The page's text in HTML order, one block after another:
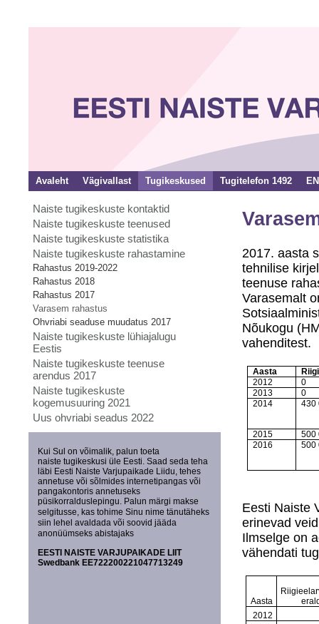
Avaleht Vägivallast Tugikeskused Tugitelefon 1492
Naiste tugikeskuste kontaktid
Naiste tugikeskuste teenused
Naiste tugikeskuste statistika
Naiste tugikeskuste rahastamine
Rahastus 2019-2022
Rahastus 2018
Rahastus 2017
Varasem rahastus
Ohvriabi seaduse muudatus 2017
Naiste tugikeskuste lühiajalugu
Eestis
Naiste tugikeskuste teenuse
arendus 2017
Naiste tugikeskuste
kogemusuuring 2021
Uus ohvriabi seadus 2022
Kui Sul on võimalik, palun toeta
naiste tugikeskusi üle Eesti. Saad seda teha
läbi Eesti Naiste Varjupaikade Liidu, tehes
annetuse või sõlmides internetipangas või
pangakontoris annetuseks
püsikorralduslepingu. Palun märgi makse
selgitusse, kas tohime Sinu nime tänutäheks
siin lehel avaldada või soovid jääda
anonüümseks abistajaks
EESTI NAISTE VARJUPAIKADE LIIT
Swedbank EE722200221047713249
2017. aasta
tehnilise
teenuse
Varasemalt
Nõukogu
vahenditest.
Aasta
2012
0
2013
0
2014
430
2015
500
2016
500
Eesti Naiste
erinevad
Ilmselge on
vähendati
Aasta
2012